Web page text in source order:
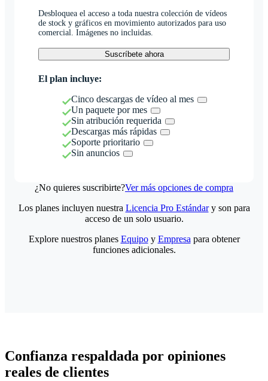
Desbloquea el acceso a toda nuestra colección de vídeos
de stock y gráficos en movimiento autorizados para uso
comercial. Imágenes no incluidas.
Suscríbete ahora
El plan incluye:
Cinco descargas de vídeo al mes
Un paquete por mes
Sin atribución requerida
Descargas más rápidas
Soporte prioritario
Sin anuncios
¿No quieres suscribirte?Ver más opciones de compra
Los planes incluyen nuestra Licencia Pro Estándary son para
acceso de un solo usuario.
Explore nuestros planes Equipoy Empresa para obtener
funciones adicionales.
Confianza respaldada por opiniones
reales de clientes